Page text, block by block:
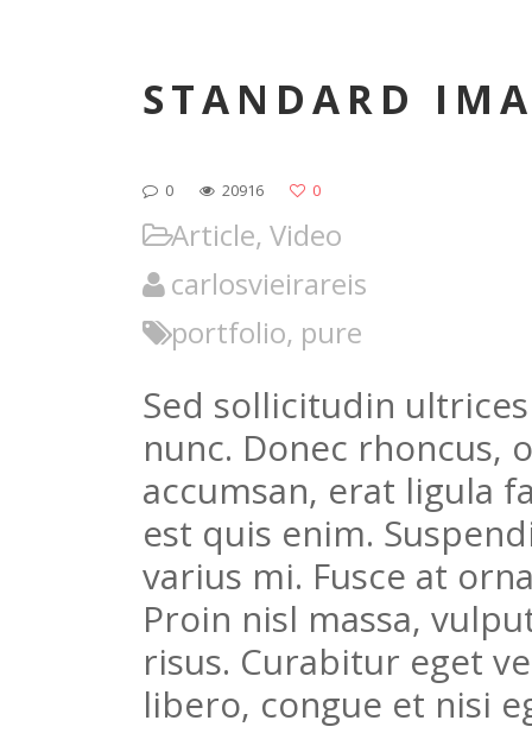
STANDARD
0 20916 0
Article, Video
carlosvieirareis
portfolio, pure
Sed sollicitudin
nunc. Donec rhoncus,
accumsan, erat ligula
est quis enim.
varius mi. Fusce at
Proin nisl massa,
risus. Curabitur eget
libero, congue et nisi